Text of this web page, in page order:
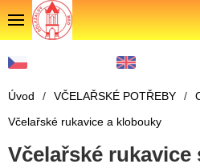
Úvod / VČELAŘSKÉ POTŘEBY /
Včelařské rukavice a klobouky
Včelařské